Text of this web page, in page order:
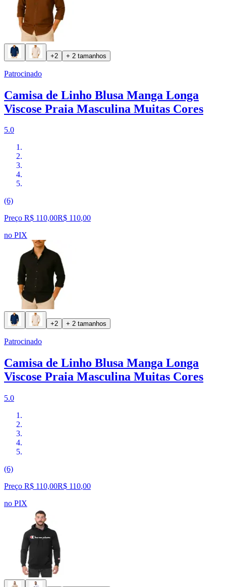
+2 + 2 tamanhos
Patrocinado
Camisa de Linho Blusa Manga Longa
Viscose Praia Masculina Muitas Cores
5.0
(6)
Preço R$ 110,00R$ 110,00
no PIX
+2 + 2 tamanhos
Patrocinado
Camisa de Linho Blusa Manga Longa
Viscose Praia Masculina Muitas Cores
5.0
(6)
Preço R$ 110,00R$ 110,00
no PIX